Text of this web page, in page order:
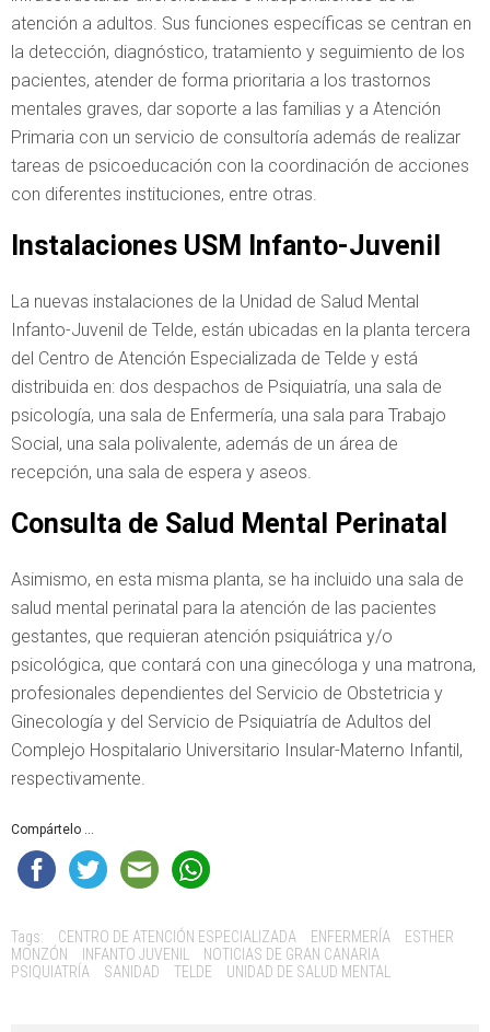
atención a adultos. Sus funciones específicas se centran en
la detección, diagnóstico, tratamiento y seguimiento de los
pacientes, atender de forma prioritaria a los trastornos
mentales graves, dar soporte a las familias y a Atención
Primaria con un servicio de consultoría además de realizar
tareas de psicoeducación con la coordinación de acciones
con diferentes instituciones, entre otras.
Instalaciones USM Infanto-Juvenil
La nuevas instalaciones de la Unidad de Salud Mental
Infanto-Juvenil de Telde, están ubicadas en la planta tercera
del Centro de Atención Especializada de Telde y está
distribuida en: dos despachos de Psiquiatría, una sala de
psicología, una sala de Enfermería, una sala para Trabajo
Social, una sala polivalente, además de un área de
recepción, una sala de espera y aseos.
Consulta de Salud Mental Perinatal
Asimismo, en esta misma planta, se ha incluido una sala de
salud mental perinatal para la atención de las pacientes
gestantes, que requieran atención psiquiátrica y/o
psicológica, que contará con una ginecóloga y una matrona,
profesionales dependientes del Servicio de Obstetricia y
Ginecología y del Servicio de Psiquiatría de Adultos del
Complejo Hospitalario Universitario Insular-Materno Infantil,
respectivamente.
Compártelo ...
Tags: CENTRO DE ATENCIÓN ESPECIALIZADA ENFERMERÍA
ESTHER
MONZÓN
INFANTO JUVENIL
NOTICIAS DE GRAN CANARIA
PSIQUIATRÍA
SANIDAD TELDE UNIDAD DE SALUD MENTAL